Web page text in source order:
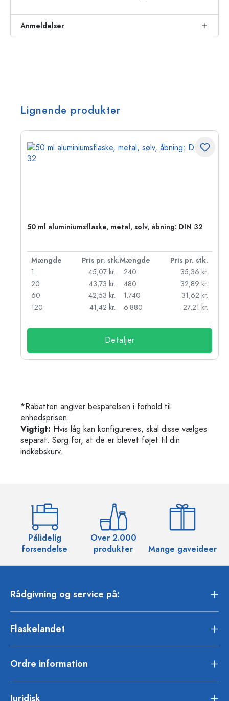
Anmeldelser
Lignende produkter
50 ml aluminiumsflaske, metal, sølv, åbning: DIN 32
Mængde Pris pr. stk.Mængde
Pris pr. stk.
1
45,07 kr.
20
43,73 kr.
60
42,53 kr.
120
41,42 kr.
240
35,36 kr.
480
32,89 kr.
1.740
31,62 kr.
6.880
27,21 kr.
Detaljer
*Rabatten angiver besparelsen i forhold til
enhedsprisen.
Vigtigt: Hvis låg kan konfigureres, skal disse vælges
separat. Sørg for, at de er blevet føjet til din
indkøbskurv.
Pålidelig
forsendelse
Over 2.000
produkter
Mange gaveideer
Rådgivning og service på:
Flaskelandet
Ordre information
Juridisk